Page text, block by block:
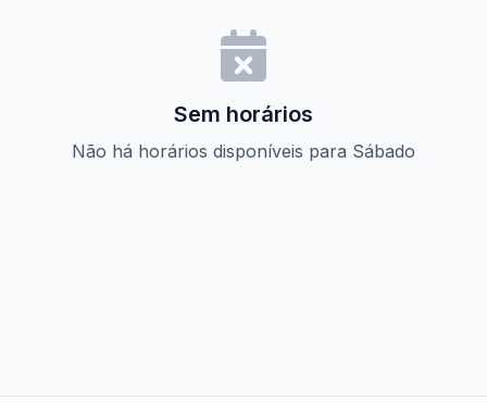
Sem horários
Não há horários disponíveis para Sábado